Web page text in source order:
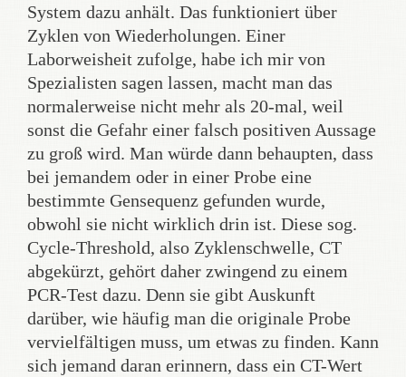
System dazu anhält. Das funktioniert über
Zyklen von Wiederholungen. Einer
Laborweisheit zufolge, habe ich mir von
Spezialisten sagen lassen, macht man das
normalerweise nicht mehr als 20-mal, weil
sonst die Gefahr einer falsch positiven Aussage
zu groß wird. Man würde dann behaupten, dass
bei jemandem oder in einer Probe eine
bestimmte Gensequenz gefunden wurde,
obwohl sie nicht wirklich drin ist. Diese sog.
Cycle-Threshold, also Zyklenschwelle, CT
abgekürzt, gehört daher zwingend zu einem
PCR-Test dazu. Denn sie gibt Auskunft
darüber, wie häufig man die originale Probe
vervielfältigen muss, um etwas zu finden. Kann
sich jemand daran erinnern, dass ein CT-Wert